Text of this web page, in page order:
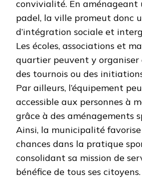
convivialité. En aménageant
padel, la ville promeut donc
d’intégration sociale et
Les écoles, associations et
quartier peuvent y organiser
des tournois ou des
Par ailleurs, l’équipement
accessible aux personnes à
grâce à des aménagements
Ainsi, la municipalité favorise
chances dans la pratique
consolidant sa mission de
bénéfice de tous ses citoyens.